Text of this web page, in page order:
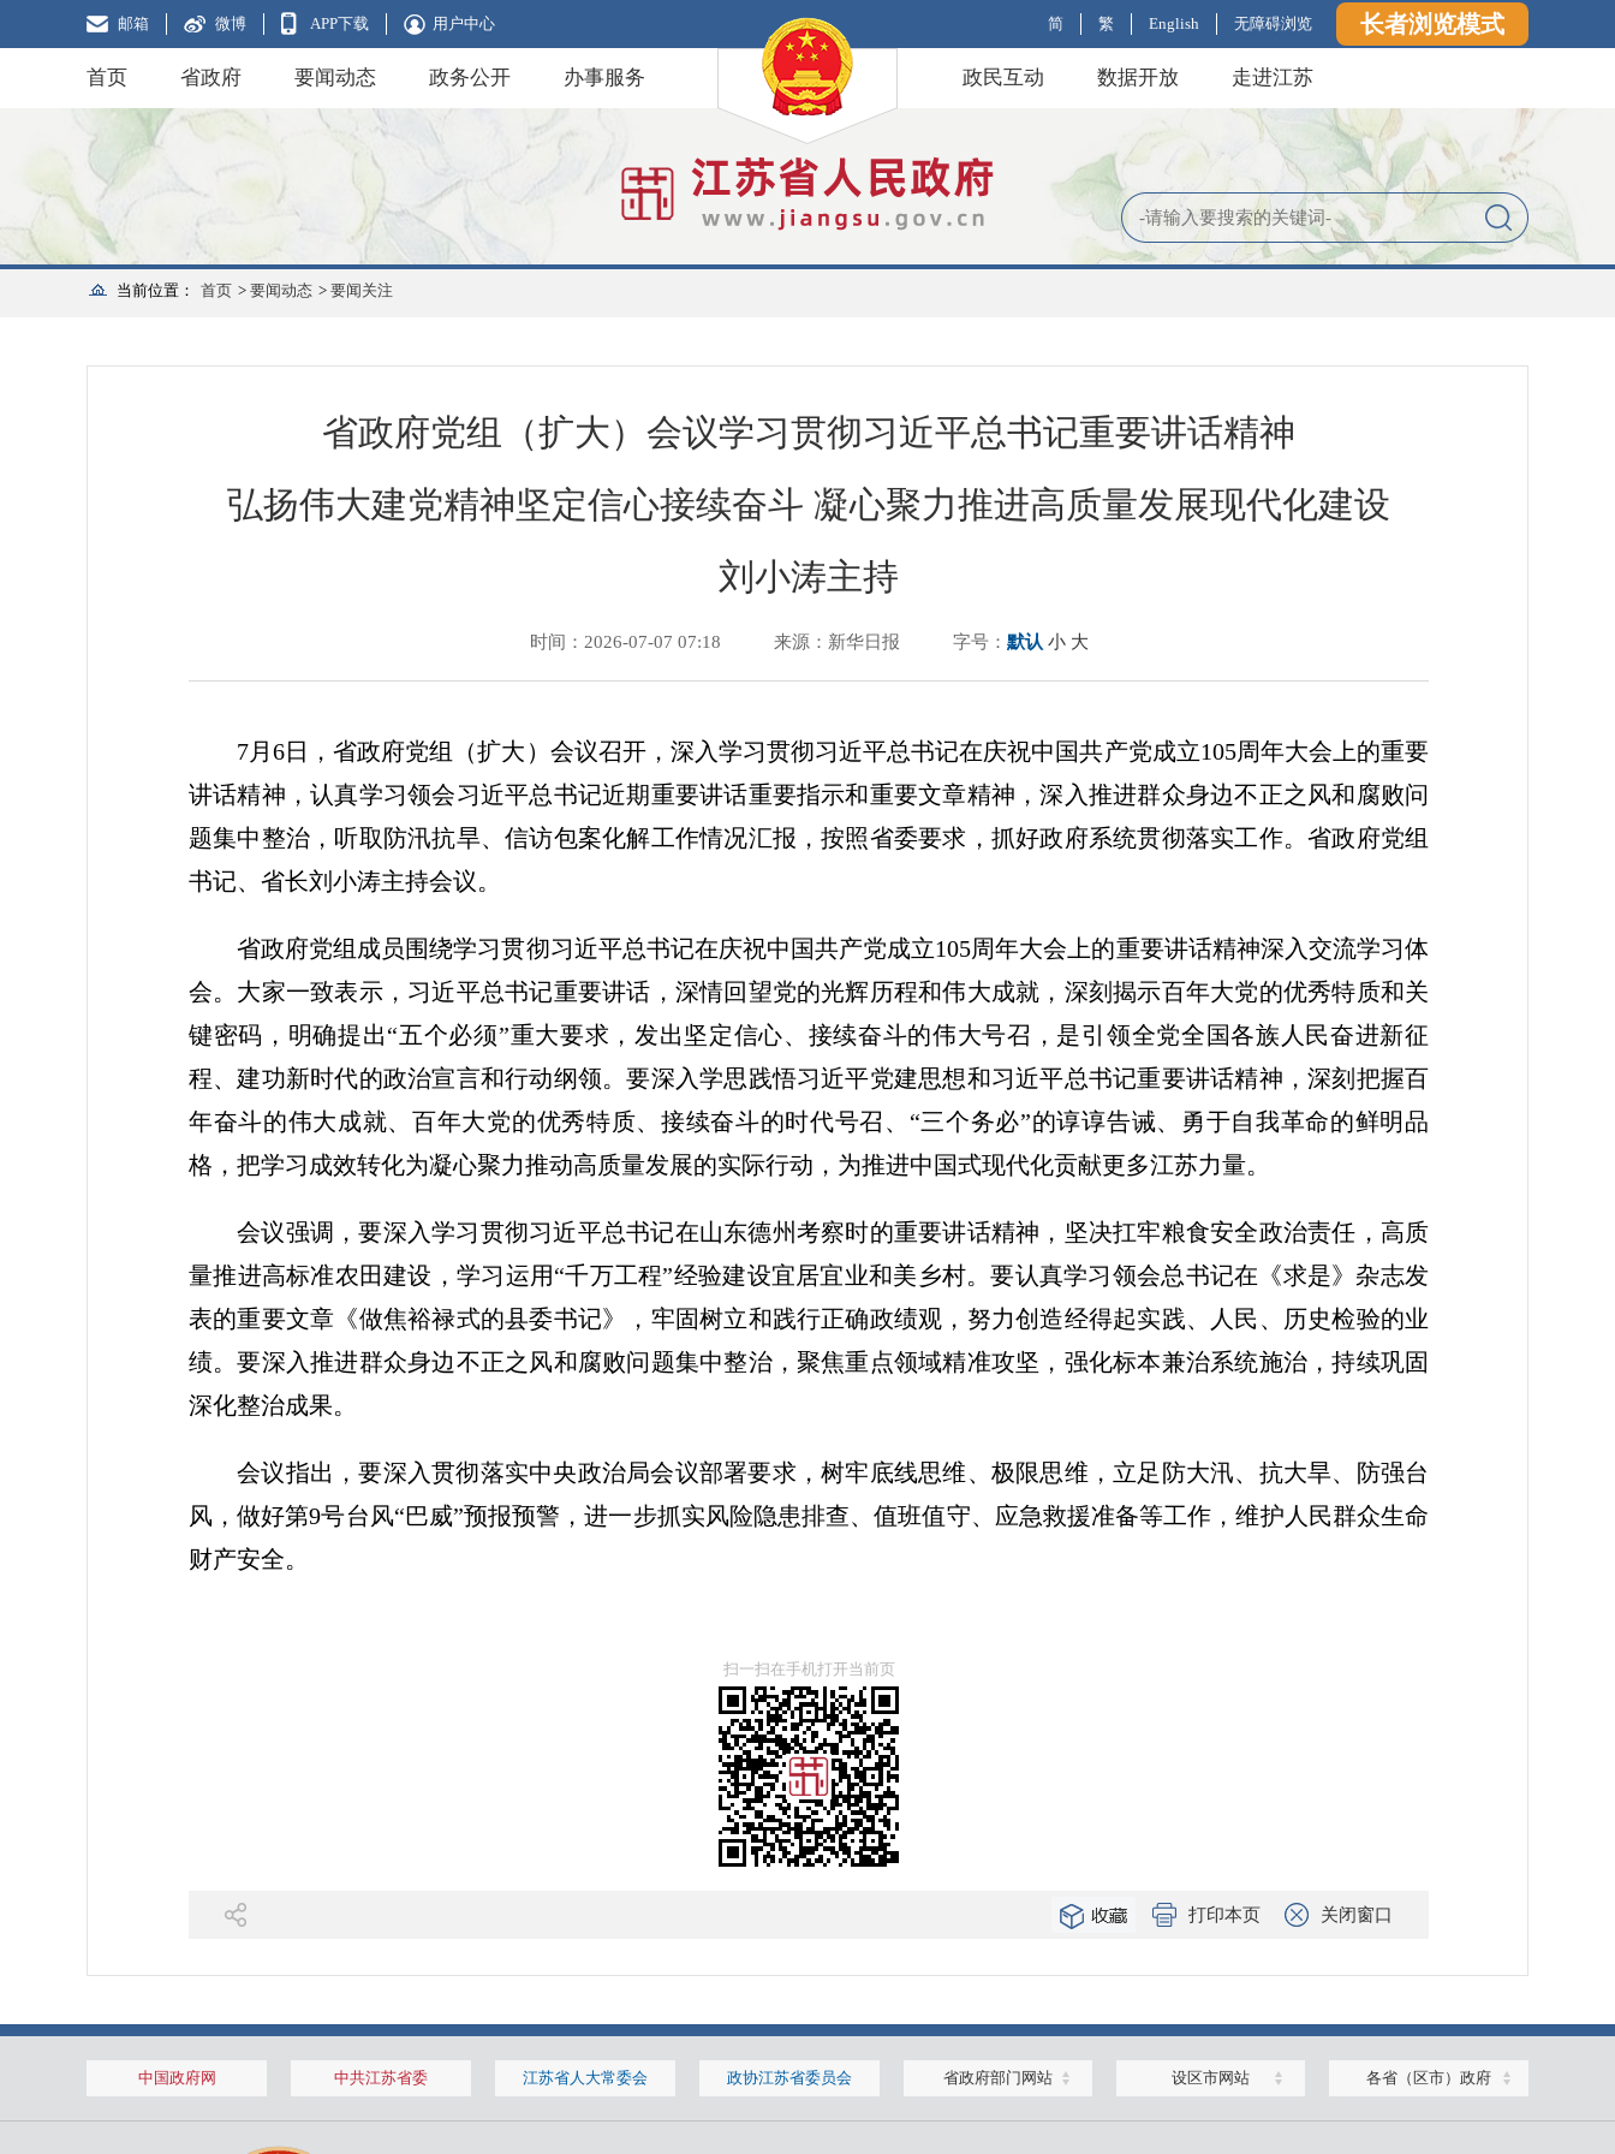
邮箱 微博 APP下载 用户中心 简 繁 English 无障碍浏览 长者浏览模式
首页 省政府 要闻动态 政务公开 办事服务 政民互动 数据开放 走进江苏
当前位置： 首页 > 要闻动态 > 要闻关注
省政府党组（扩大）会议学习贯彻习近平总书记重要讲话精神
弘扬伟大建党精神坚定信心接续奋斗 凝心聚力推进高质量发展现代化建设
刘小涛主持
时间：2026-07-07 07:18 来源：新华日报 字号： 默认 小 大
7月6日，省政府党组（扩大）会议召开，深入学习贯彻习近平总书记在庆祝中国共产党成立105周年大会上的重要
讲话精神，认真学习领会习近平总书记近期重要讲话重要指示和重要文章精神，深入推进群众身边不正之风和腐败问
题集中整治，听取防汛抗旱、信访包案化解工作情况汇报，按照省委要求，抓好政府系统贯彻落实工作。省政府党组
书记、省长刘小涛主持会议。
省政府党组成员围绕学习贯彻习近平总书记在庆祝中国共产党成立105周年大会上的重要讲话精神深入交流学习体
会。大家一致表示，习近平总书记重要讲话，深情回望党的光辉历程和伟大成就，深刻揭示百年大党的优秀特质和关
键密码，明确提出“五个必须”重大要求，发出坚定信心、接续奋斗的伟大号召，是引领全党全国各族人民奋进新征
程、建功新时代的政治宣言和行动纲领。要深入学思践悟习近平党建思想和习近平总书记重要讲话精神，深刻把握百
年奋斗的伟大成就、百年大党的优秀特质、接续奋斗的时代号召、“三个务必”的谆谆告诫、勇于自我革命的鲜明品
格，把学习成效转化为凝心聚力推动高质量发展的实际行动，为推进中国式现代化贡献更多江苏力量。
会议强调，要深入学习贯彻习近平总书记在山东德州考察时的重要讲话精神，坚决扛牢粮食安全政治责任，高质
量推进高标准农田建设，学习运用“千万工程”经验建设宜居宜业和美乡村。要认真学习领会总书记在《求是》杂志发
表的重要文章《做焦裕禄式的县委书记》，牢固树立和践行正确政绩观，努力创造经得起实践、人民、历史检验的业
绩。要深入推进群众身边不正之风和腐败问题集中整治，聚焦重点领域精准攻坚，强化标本兼治系统施治，持续巩固
深化整治成果。
会议指出，要深入贯彻落实中央政治局会议部署要求，树牢底线思维、极限思维，立足防大汛、抗大旱、防强台
风，做好第9号台风“巴威”预报预警，进一步抓实风险隐患排查、值班值守、应急救援准备等工作，维护人民群众生命
财产安全。
扫一扫在手机打开当前页
打印本页 关闭窗口
中国政府网 中共江苏省委 江苏省人大常委会 政协江苏省委员会 省政府部门网站 设区市网站 各省（区市）政府